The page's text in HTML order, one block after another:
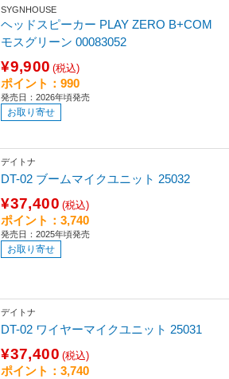
SYGNHOUSE
ヘッドスピーカー PLAY ZERO B+COM
モスグリーン 00083052
¥9,900 (税込)
ポイント：990
発売日：2026年頃発売
お取り寄せ
デイトナ
DT-02 ブームマイクユニット 25032
¥37,400 (税込)
ポイント：3,740
発売日：2025年頃発売
お取り寄せ
デイトナ
DT-02 ワイヤーマイクユニット 25031
¥37,400 (税込)
ポイント：3,740